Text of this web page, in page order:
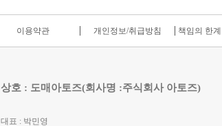
이용약관 개인정보/취급방침 책임의 한
상호 : 도매아토즈(회사명 :주식회사 아토즈)
대표 : 박민영